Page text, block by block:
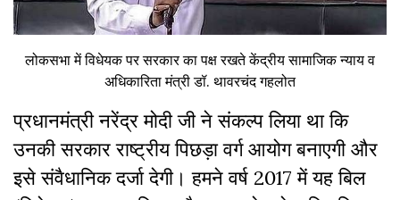
लोकसभा में विधेयक पर सरकार का पक्ष रखते केंद्रीय सामाजिक न्याय व
अधिकारिता मंत्री डॉ. थावरचंद गहलोत
प्रधानमंत्री नरेंद्र मोदी जी ने संकल्प लिया था कि
उनकी सरकार राष्ट्रीय पिछड़ा वर्ग आयोग बनाएगी और
इसे संवैधानिक दर्जा देगी। हमने वर्ष 2017 में यह बिल